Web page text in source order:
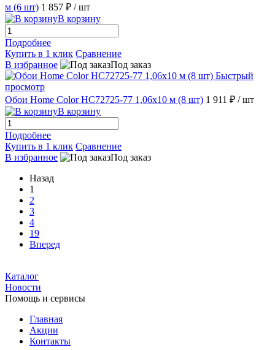
м (6 шт) 1 857 ₽ / шт
В корзину
Подробнее
Купить в 1 клик Сравнение
В избранное
Под заказ
Быстрый
просмотр
Обои Home Color HC72725-77 1,06х10 м (8 шт) 1 911 ₽ / шт
В корзину
Подробнее
Купить в 1 клик Сравнение
В избранное
Под заказ
Назад
1
2
3
4
19
Вперед
Каталог
Новости
Помощь и сервисы
Главная
Акции
Контакты